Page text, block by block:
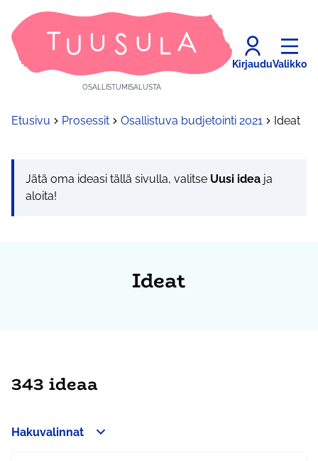
OSALLISTUMISALUSTA
KirjauduValikko
Etusivu Prosessit Osallistuva budjetointi 2021 Ideat
Jätä oma ideasi tällä sivulla, valitse Uusi idea ja
aloita!
Ideat
343 ideaa
Hakuvalinnat